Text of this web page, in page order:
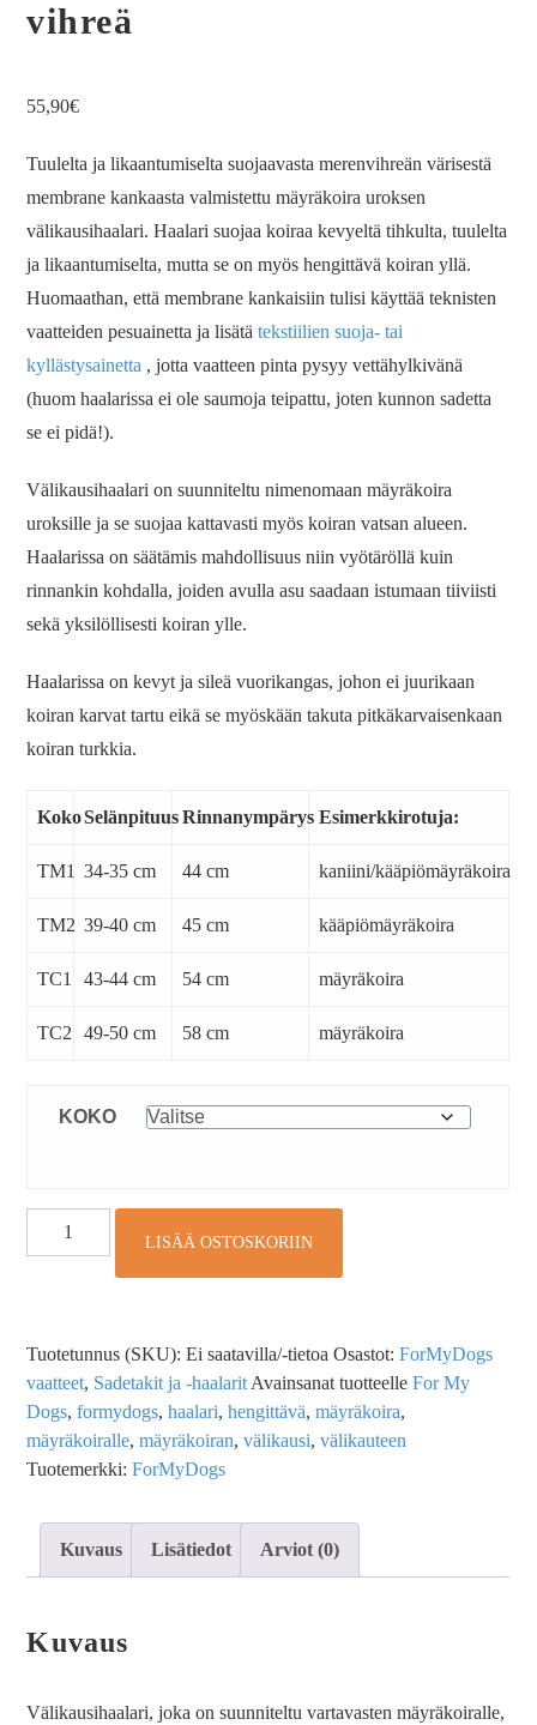
vihreä
55,90€
Tuulelta ja likaantumiselta suojaavasta merenvihreän värisestä
membrane kankaasta valmistettu mäyräkoira uroksen
välikausihaalari. Haalari suojaa koiraa kevyeltä tihkulta, tuulelta
ja likaantumiselta, mutta se on myös hengittävä koiran yllä.
Huomaathan, että membrane kankaisiin tulisi käyttää teknisten
vaatteiden pesuainetta ja lisätätekstiilien suoja- tai
kyllästysainetta , jotta vaatteen pinta pysyy vettähylkivänä
(huom haalarissa ei ole saumoja teipattu, joten kunnon sadetta
se ei pidä!).
Välikausihaalari on suunniteltu nimenomaan mäyräkoira
uroksille ja se suojaa kattavasti myös koiran vatsan alueen.
Haalarissa on säätämis mahdollisuus niin vyötäröllä kuin
rinnankin kohdalla, joiden avulla asu saadaan istumaan tiiviisti
sekä yksilöllisesti koiran ylle.
Haalarissa on kevyt ja sileä vuorikangas, johon ei juurikaan
koiran karvat tartu eikä se myöskään takuta pitkäkarvaisenkaan
koiran turkkia.
KokoSelänpituus Rinnanympärys Esimerkkirotuja:
TM1 34-35 cm 44 cm kaniini/kääpiömäyräkoira
TM2 39-40 cm 45 cm kääpiömäyräkoira
TC1 43-44 cm 54 cm mäyräkoira
TC2 49-50 cm 58 cm mäyräkoira
KOKO
LISÄÄ OSTOSKORIIN
Tuotetunnus (SKU):Ei saatavilla/-tietoa Osastot:ForMyDogs
vaatteet, Sadetakit ja -haalarit Avainsanat tuotteelleFor My
Dogs,formydogs,haalari,hengittävä,mäyräkoira,
mäyräkoiralle,mäyräkoiran,välikausi,välikauteen
Tuotemerkki:ForMyDogs
Kuvaus Lisätiedot Arviot (0)
Kuvaus
Välikausihaalari, joka on suunniteltu vartavasten mäyräkoiralle,